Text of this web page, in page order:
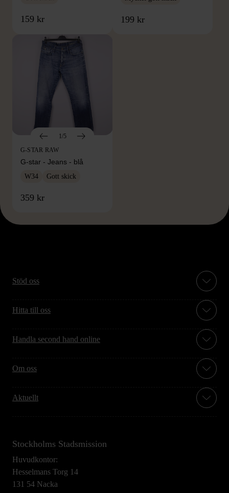
159 kr 199 kr
1/5
G-STAR RAW
G-star - Jeans - blå
W34 Gott skick
359 kr
Stöd oss
Hitta till oss
Handla second hand online
Om oss
Aktuellt
Stockholms Stadsmission
Huvudkontor:
Hesselmans Torg 14
131 54 Nacka